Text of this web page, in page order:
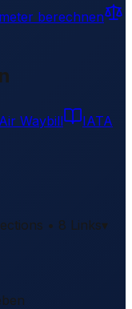
berechnen
Waybill IATA
• 8 Links▾